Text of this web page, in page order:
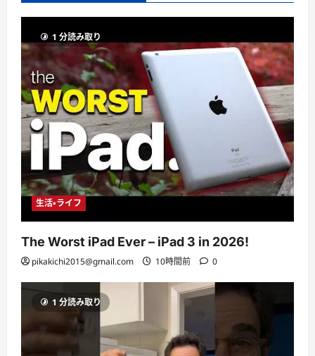
1 分読み取り
生活・ライフ
The Worst iPad Ever – iPad 3 in 2026!
pikakichi2015@gmail.com 10時間前 0
1 分読み取り